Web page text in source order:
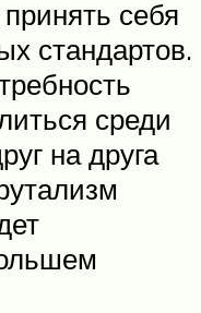
себя
стандартов.
среди
на друга